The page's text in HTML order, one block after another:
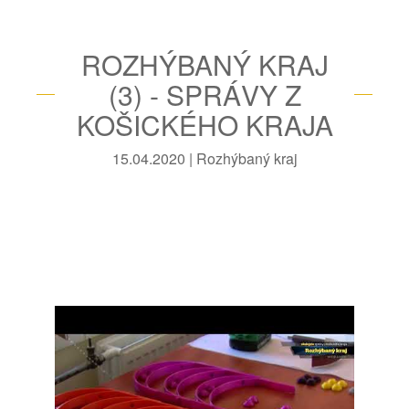
ROZHÝBANÝ KRAJ
(3) - SPRÁVY Z
KOŠICKÉHO KRAJA
15.04.2020 | Rozhýbaný kraj